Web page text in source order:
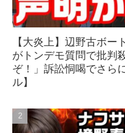
【大炎上】辺野古ボー
がトンデモ質問で批判
ぞ！」訴訟恫喝でさら
ル】